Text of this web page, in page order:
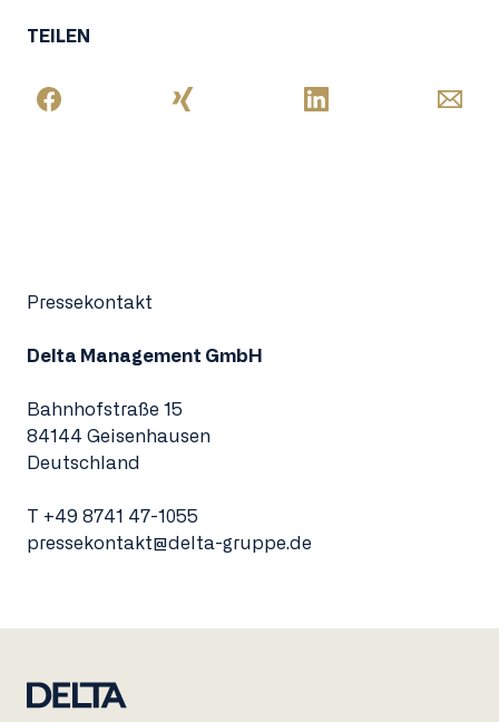
TEILEN
Pressekontakt
Delta Management GmbH
Bahnhofstraße 15
84144 Geisenhausen
Deutschland
T +49 8741 47-1055
pressekontakt@delta-gruppe.de